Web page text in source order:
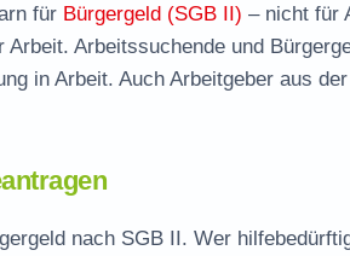
für Bürgergeld (SGB II) – nicht für
Arbeitssuchende und
in Arbeit. Auch Arbeitgeber aus
nach SGB II. Wer